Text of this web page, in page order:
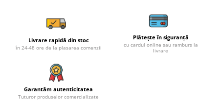
Livrare rapidă din stoc
în 24-48 ore de la plasarea comenzii
Plătește în siguranță
cu cardul online sau ramburs la
livrare
Garantăm autenticitatea
Tuturor produselor comercializate